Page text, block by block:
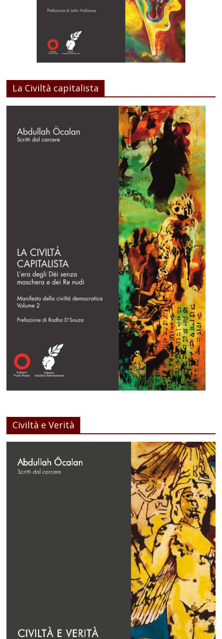
La Civiltà capitalista
Civiltà e Verità